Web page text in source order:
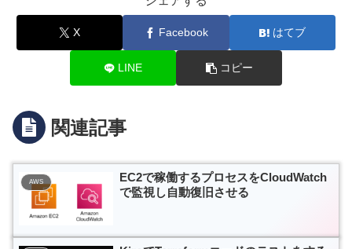
X Facebook はてブ
LINE コピー
関連記事
AWS
EC2で稼働するプロセスをCloudWatch
で監視し自動復旧させる